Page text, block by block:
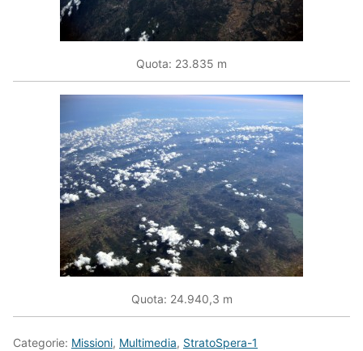
Quota: 23.835 m
Quota: 24.940,3 m
Categorie: Missioni, Multimedia, StratoSpera-1